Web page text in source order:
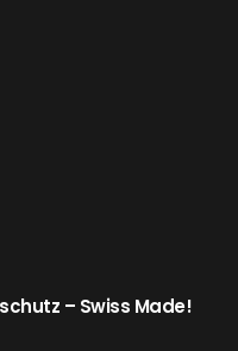
– Swiss Made!